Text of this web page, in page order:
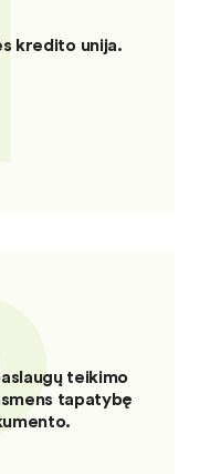
kredito unija.
teikimo
tapatybę